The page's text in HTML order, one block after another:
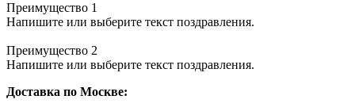
Преимущество 1
Напишите или выберите текст поздравления.
Преимущество 2
Напишите или выберите текст поздравления.
Доставка по Москве: